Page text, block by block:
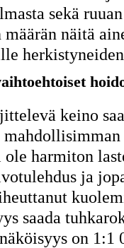
sekä
näitä
keino
harmiton
ja
saada
on